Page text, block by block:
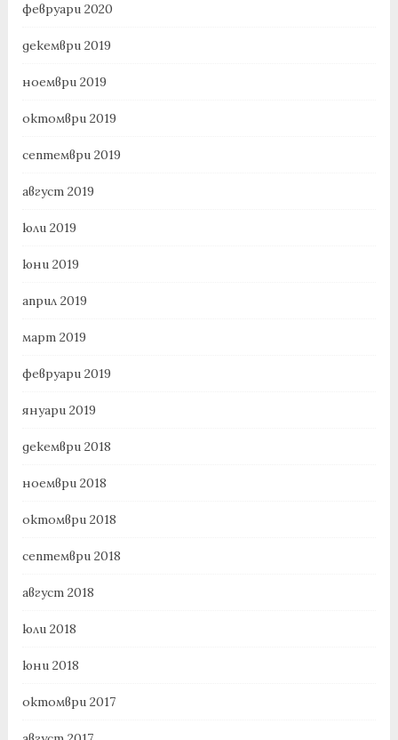
февруари 2020
декември 2019
ноември 2019
октомври 2019
септември 2019
август 2019
юли 2019
юни 2019
април 2019
март 2019
февруари 2019
януари 2019
декември 2018
ноември 2018
октомври 2018
септември 2018
август 2018
юли 2018
юни 2018
октомври 2017